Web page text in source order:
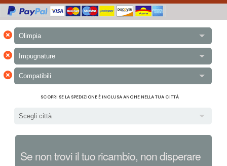
× Olimpia
× Impugnature
× Compatibili
SCOPRI SE LA SPEDIZIONE È INCLUSA ANCHE NELLA TUA CITTÀ
Scegli città
Se non trovi il tuo ricambio, non disperare